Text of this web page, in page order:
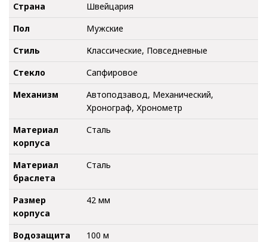
Страна
Швейцария
Пол
Мужские
Стиль
Классические, Повседневные
Стекло
Сапфировое
Механизм
Автоподзавод, Механический,
Хронограф, Хронометр
Материал
корпуса
Сталь
Материал
браслета
Сталь
Размер
корпуса
42 мм
Водозащита
100 м